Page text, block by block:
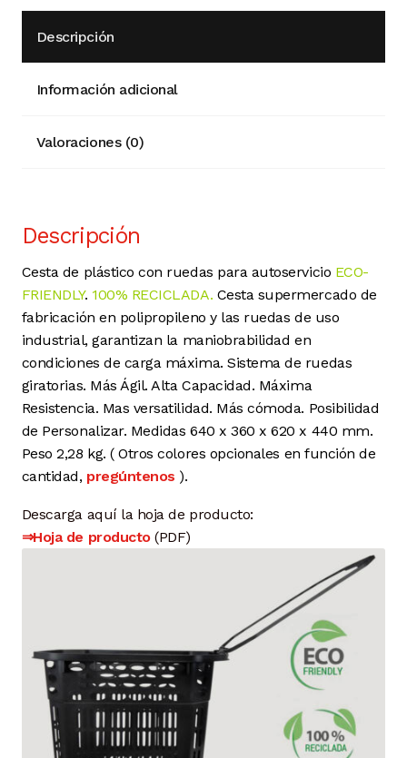
Descripción
Información adicional
Valoraciones (0)
Descripción
Cesta de plástico con ruedas para autoservicio ECO-
FRIENDLY. 100% RECICLADA. Cesta supermercado de
fabricación en polipropileno y las ruedas de uso
industrial, garantizan la maniobrabilidad en
condiciones de carga máxima.Sistema de ruedas
giratorias. Más Ágil. Alta Capacidad. Máxima
Resistencia. Mas versatilidad. Más cómoda. Posibilidad
de Personalizar. Medidas 640 x 360 x 620 x 440 mm.
Peso 2,28 kg. ( Otros colores opcionales en función de
cantidad, pregúntenos ).
Descarga aquí la hoja de producto:
⇒Hoja de producto(PDF)